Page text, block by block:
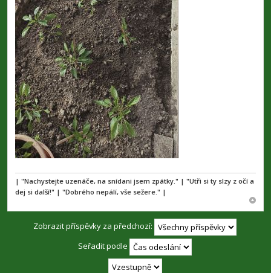
| "Nachystejte uzenáče, na snídani jsem zpátky." | "Utři si ty slzy z očí a
dej si další!" | "Dobrého nepálí, vše sežere." |
Zobrazit příspěvky za předchozí:
Seřadit podle